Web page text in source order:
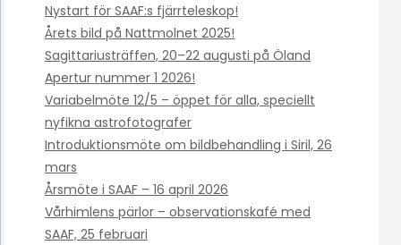
Nystart för SAAF:s fjärrteleskop!
Årets bild på Nattmolnet 2025!
Sagittariusträffen, 20–22 augusti på Öland
Apertur nummer 1 2026!
Variabelmöte 12/5 – öppet för alla, speciellt
nyfikna astrofotografer
Introduktionsmöte om bildbehandling i Siril, 26
mars
Årsmöte i SAAF – 16 april 2026
Vårhimlens pärlor – observationskafé med
SAAF, 25 februari